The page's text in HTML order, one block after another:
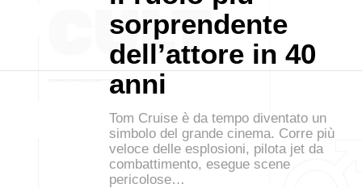
sorprendente
dell’attore in 40
anni
Tom Cruise è da tempo diventato un
simbolo del grande cinema. Corre più
veloce delle esplosioni, pilota jet da
combattimento, esegue scene
pericolose…